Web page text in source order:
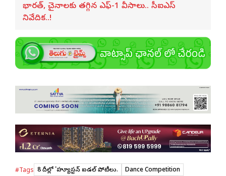
భారత్, చైనాలకు తగ్గిన ఎఫ్-1 వీసాలు.. సీఐఎస్
నివేదిక..!
#Tags 8 తేదీల్లో 'హ్యూస్టన్ ఐడల్ పోటీలు.
Dance Competition